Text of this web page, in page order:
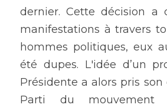
dernier. Cette décision a
manifestations à travers
hommes politiques, eux
été dupes. L'idée d’un
Présidente a alors pris son
Parti du mouvement